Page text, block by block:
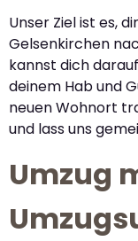
Unser Ziel ist es,
Gelsenkirchen
kannst dich
deinem Hab und
neuen Wohnort
und lass uns
Umzug